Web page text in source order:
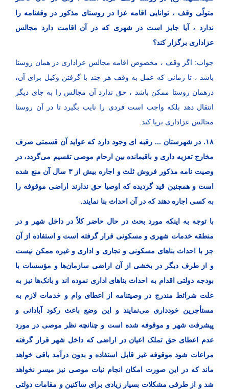
متولّی وقف ، توانایی اقامه عزا در روستای مذکور در وقفنامه را
ندارد ، آیا جایز است در شهری که در آن اقامت دارد مجالس
عزاداری برگزار کند؟
جواب: اگر وقف ، مخصوص اقامه مجالس عزاداری در همان روستا
باشد ، تا زمانی که عمل به وقف هر چند با گرفتن وکیل برای آن،
درهمان روستا ممکن باشد ، حق ندارد آن مجالس را به جای دیگر
انتقال دهد بلکه واجب است فردی را نایب بگیرد تا در آن روستا
مجالس عزاداری برپا کند.
۱۸. در شهرستان ... رقبه ای وجود دارد که عواید آن قسمتی صرف
مخارج تعزیه داری و باقیمانده بین ارحام موصی تقسیم می‌گردد، در
وصیت نامه مذکور فروش ثلث و اجاره بیش از ۳ سال آن منع شده
است و همچنین قید گردیده که اوصیا حق ندارند اراضی موقوفه را
به کسی اجاره دهند که در آن احداث بنا نمایند.
با توجه به اینکه مورد بحث در حال حاضر کلاً در داخل شهر و در
منطقه خدمات شهری و مسکونی قرار گرفته است و استفاده از آن
جز با احداث بناهای مسکونی و تجاری و اداری و غیره ممکن نیست
و از طرف دیگر در بخشی از آن اراضی سازمان‌ها و مؤسسات با
بودجه دولتی اقدام به احداث بناهای اداری نموده اند و بانک‌ها نیز به
علت شرائط مندرج در وصیتنامه از اعطای وام و خدمات لازم به
مستأجرین خودداری می‌نمایند و این وضع باعث رکود آبادانی و
پیشرفت شهر و موقوفه شده است و چنانچه نظر موصی در مورد
عدم اعطای حق تملک اعیان در اراضی که داخل شهر قرار گرفته
مراعات شود موقوفه غیر قابل استفاده و بدون درآمد باقی خواهد
ماند که در این صورت امکان انجام نیات موصی نیز میسر نخواهد
شد و از طرفی مشکلات بسیار زیادی برای ساکنین و مقامات دولتی